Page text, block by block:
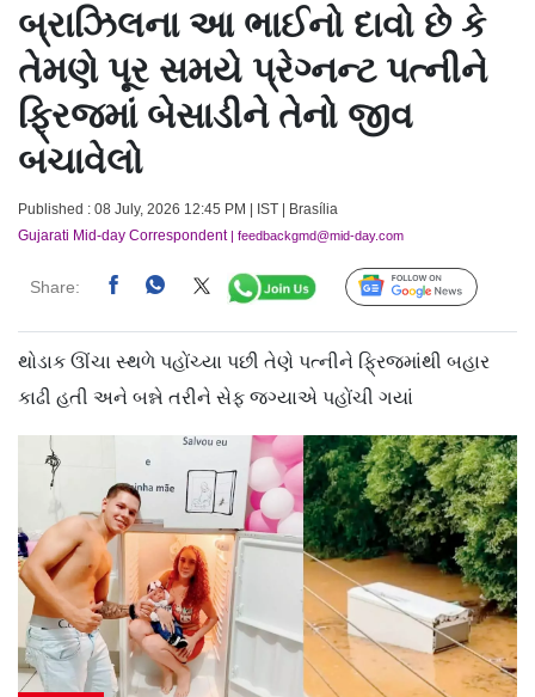
બ્રાઝિલના આ ભાઈનો દાવો છે કે
તેમણે પૂર સમયે પ્રેગ્નન્ટ પત્નીને
ફ્રિજમાં બેસાડીને તેનો જીવ
બચાવેલો
Published : 08 July, 2026 12:45 PM | IST | Brasília
Gujarati Mid-day Correspondent| feedbackgmd@mid-day.com
Share: Follow Us
થોડાક ઊંચા સ્થળે પહોંચ્યા પછી તેણે પત્નીને ફ્રિજમાંથી બહાર
કાઢી હતી અને બન્ને તરીને સેફ જગ્યાએ પહોંચી ગયાં